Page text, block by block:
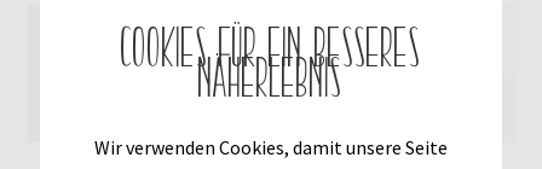
Gewicht 0,120 kg
Cookies für ein besseres
Näherlebnis
Wir verwenden Cookies, damit unsere Seite